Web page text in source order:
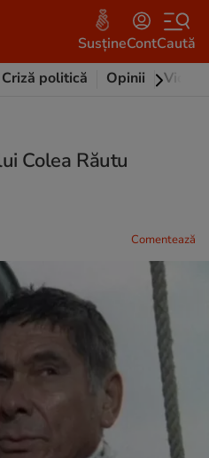
SusțineContCaută
Criză politică Opinii Video
Colea Răutu
Comentează